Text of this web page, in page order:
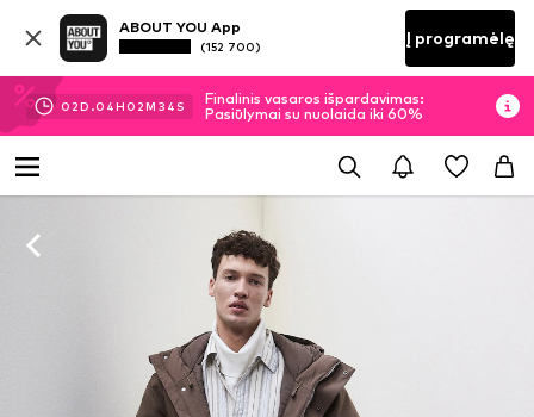
ABOUT YOU App
(152 700) Į programėlę
02D.04H 02M 34 S
Finalinis vasaros išpardavimas:
Pasiūlymai su nuolaida iki 60%